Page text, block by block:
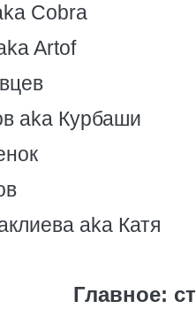
Cobra
Artof
aka Курбаши
aka Катя
Главное: